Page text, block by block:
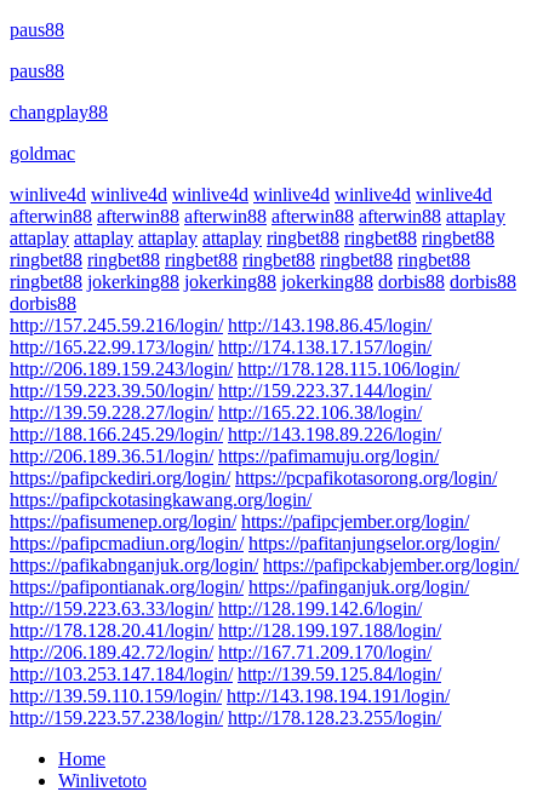
paus88
paus88
changplay88
goldmac
winlive4d winlive4d winlive4d winlive4d winlive4d winlive4d
afterwin88 afterwin88 afterwin88 afterwin88 afterwin88 attaplay
attaplay attaplay attaplay attaplay ringbet88 ringbet88 ringbet88
ringbet88 ringbet88 ringbet88 ringbet88 ringbet88 ringbet88
ringbet88 jokerking88 jokerking88 jokerking88 dorbis88 dorbis88
dorbis88
http://157.245.59.216/login/ http://143.198.86.45/login/
http://165.22.99.173/login/ http://174.138.17.157/login/
http://206.189.159.243/login/ http://178.128.115.106/login/
http://159.223.39.50/login/ http://159.223.37.144/login/
http://139.59.228.27/login/ http://165.22.106.38/login/
http://188.166.245.29/login/ http://143.198.89.226/login/
http://206.189.36.51/login/ https://pafimamuju.org/login/
https://pafipckediri.org/login/ https://pcpafikotasorong.org/login/
https://pafipckotasingkawang.org/login/
https://pafisumenep.org/login/ https://pafipcjember.org/login/
https://pafipcmadiun.org/login/ https://pafitanjungselor.org/login/
https://pafikabnganjuk.org/login/ https://pafipckabjember.org/login/
https://pafipontianak.org/login/ https://pafinganjuk.org/login/
http://159.223.63.33/login/ http://128.199.142.6/login/
http://178.128.20.41/login/ http://128.199.197.188/login/
http://206.189.42.72/login/ http://167.71.209.170/login/
http://103.253.147.184/login/ http://139.59.125.84/login/
http://139.59.110.159/login/ http://143.198.194.191/login/
http://159.223.57.238/login/ http://178.128.23.255/login/
Home
Winlivetoto